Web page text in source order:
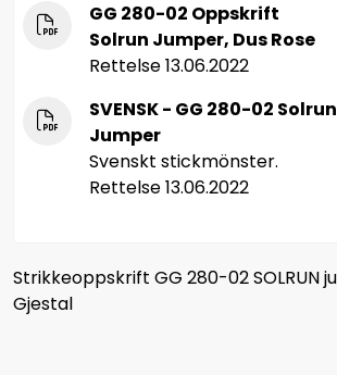
GG 280-02 Oppskrift
Solrun Jumper, Dus Rose
Rettelse 13.06.2022
SVENSK - GG 280-02 Solrun
Jumper
Svenskt stickmönster.
Rettelse 13.06.2022
Strikkeoppskrift GG 280-02 SOLRUN
Gjestal